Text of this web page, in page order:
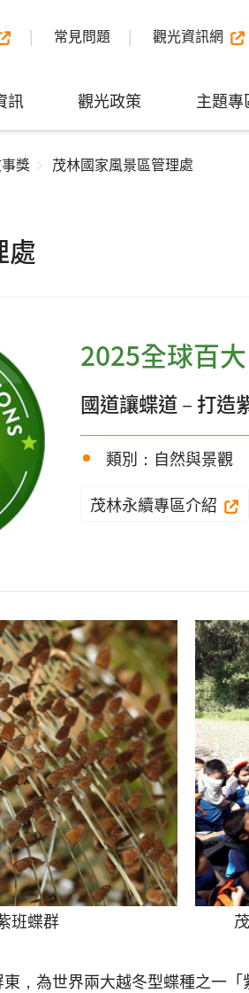
常見問題 觀光資訊網
訊 觀光政策 主題專
獎 茂林國家風景區管理處
處
2025全球百
國道讓蝶道－打造
類別：自然與景觀
茂林永續專區介紹
班蝶群
，為世界兩大越冬型蝶種之一